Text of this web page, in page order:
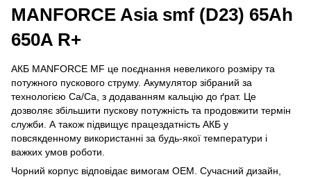
MANFORСE Asia smf (D23) 65Ah
650A R+
АКБ MANFORСE MF це поєднання невеликого розміру та
потужного пускового струму. Акумулятор зібраний за
технологією Ca/Ca, з додаванням кальцію до ґрат. Це
дозволяє збільшити пускову потужність та продовжити термін
служби. А також підвищує працездатність АКБ у
повсякденному використанні за будь-якої температури і
важких умов роботи.
Чорний корпус відповідає вимогам ОЕМ. Сучасний дизайн,